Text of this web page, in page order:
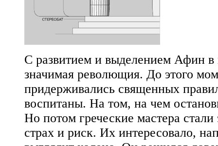
С развитием и выделением Афин в
значимая револющия. До этого
придерживались священных
воспитаны. На том, на чем
Но потом греческие мастера
страх и риск. Их интересовало,